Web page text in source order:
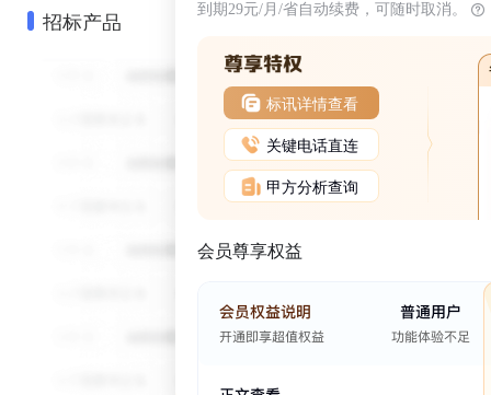
招标产品 到期29元/月/省自动续费，可随时取消。
标讯详情查看
关键电话直连
甲方分析查询
会员尊享权益